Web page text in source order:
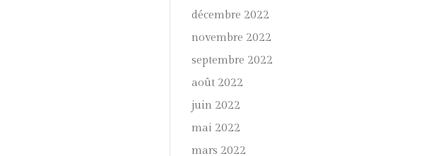
décembre 2022
novembre 2022
septembre 2022
août 2022
juin 2022
mai 2022
mars 2022